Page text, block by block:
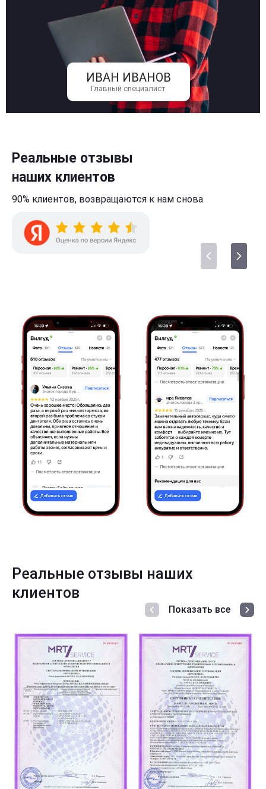
ИВАН ИВАНОВ
Главный специалист
Реальные отзывы
наших клиентов
90% клиентов, возвращаются к нам снова
Реальные отзывы наших
клиентов
Показать все